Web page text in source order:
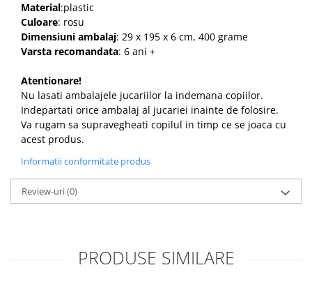
Material:plastic
Culoare: rosu
Dimensiuni ambalaj: 29 x 195 x 6 cm, 400 grame
Varsta recomandata: 6 ani +
Atentionare!
Nu lasati ambalajele jucariilor la indemana copiilor.
Indepartati orice ambalaj al jucariei inainte de folosire.
Va rugam sa supravegheati copilul in timp ce se joaca cu
acest produs.
Informatii conformitate produs
Review-uri(0)
PRODUSE SIMILARE